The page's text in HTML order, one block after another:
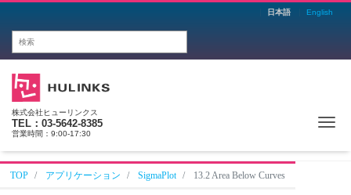
日本語 English
株式会社ヒューリンクス
TEL：03-5642-8385
営業時間：9:00-17:30
TOP アプリケーション SigmaPlot 13.2 Area Below Curves